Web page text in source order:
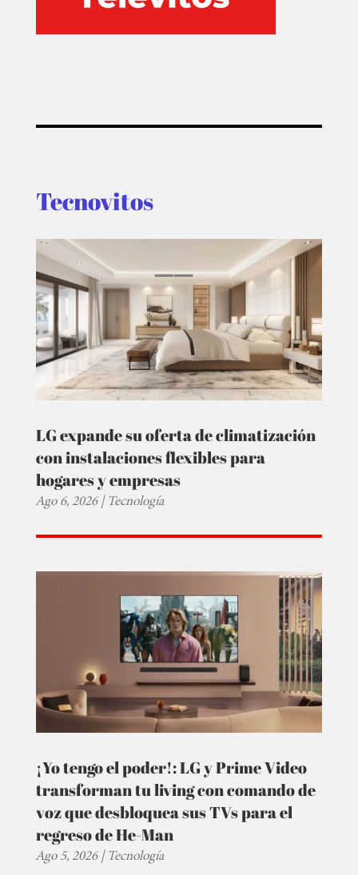
Tecnovitos
LG expande su oferta de climatización
con instalaciones flexibles para
hogares y empresas
Ago 6, 2026|Tecnología
¡Yo tengo el poder!: LG y Prime Video
transforman tu living con comando de
voz que desbloquea sus TVs para el
regreso de He-Man
Ago 5, 2026|Tecnología